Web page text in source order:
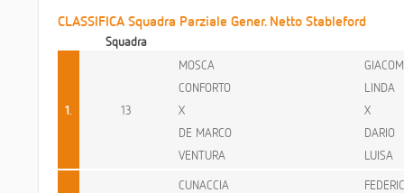
CLASSIFICA Squadra Parziale Gener. Netto Stableford
Squadra
1. 13
MOSCA
CONFORTO
LINDA
X
X
DE MARCO
DARIO
VENTURA
LUISA
CUNACCIA